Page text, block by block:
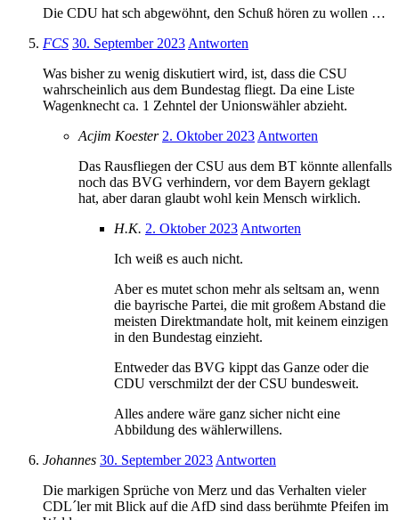
Die CDU hat sch abgewöhnt, den Schuß hören zu wollen …
FCS 30. September 2023 Antworten
Was bisher zu wenig diskutiert wird, ist, dass die CSU
wahrscheinlich aus dem Bundestag fliegt. Da eine Liste
Wagenknecht ca. 1 Zehntel der Unionswähler abzieht.
Acjim Koester 2. Oktober 2023 Antworten
Das Rausfliegen der CSU aus dem BT könnte allenfalls
noch das BVG verhindern, vor dem Bayern geklagt
hat, aber daran glaubt wohl kein Mensch wirklich.
H.K. 2. Oktober 2023 Antworten
Ich weiß es auch nicht.
Aber es mutet schon mehr als seltsam an, wenn
die bayrische Partei, die mit großem Abstand die
meisten Direktmandate holt, mit keinem einzigen
in den Bundestag einzieht.
Entweder das BVG kippt das Ganze oder die
CDU verschmilzt der der CSU bundesweit.
Alles andere wäre ganz sicher nicht eine
Abbildung des wählerwillens.
Johannes 30. September 2023 Antworten
Die markigen Sprüche von Merz und das Verhalten vieler
CDL´ler mit Blick auf die AfD sind dass berühmte Pfeifen im